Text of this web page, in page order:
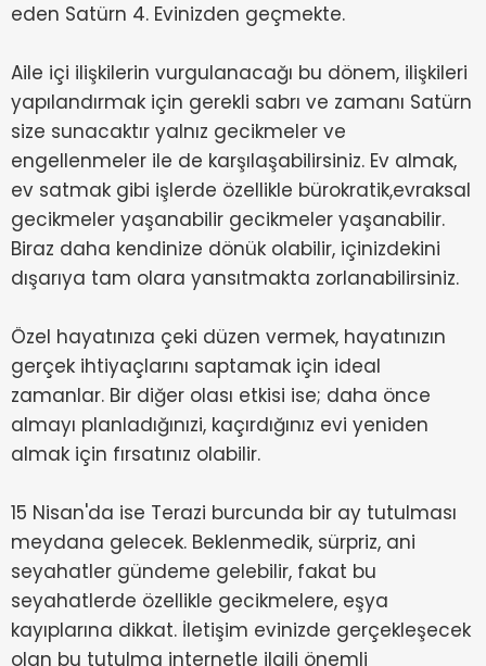
eden Satürn 4. Evinizden geçmekte.
Aile içi ilişkilerin vurgulanacağı bu dönem, ilişkileri
yapılandırmak için gerekli sabrı ve zamanı Satürn
size sunacaktır yalnız gecikmeler ve
engellenmeler ile de karşılaşabilirsiniz. Ev almak,
ev satmak gibi işlerde özellikle bürokratik,evraksal
gecikmeler yaşanabilir gecikmeler yaşanabilir.
Biraz daha kendinize dönük olabilir, içinizdekini
dışarıya tam olara yansıtmakta zorlanabilirsiniz.
Özel hayatınıza çeki düzen vermek, hayatınızın
gerçek ihtiyaçlarını saptamak için ideal
zamanlar. Bir diğer olası etkisi ise; daha önce
almayı planladığınızi, kaçırdığınız evi yeniden
almak için fırsatınız olabilir.
15 Nisan'da ise Terazi burcunda bir ay tutulması
meydana gelecek. Beklenmedik, sürpriz, ani
seyahatler gündeme gelebilir, fakat bu
seyahatlerde özellikle gecikmelere, eşya
kayıplarına dikkat. İletişim evinizde gerçekleşecek
olan bu tutulma internetle ilgili önemli